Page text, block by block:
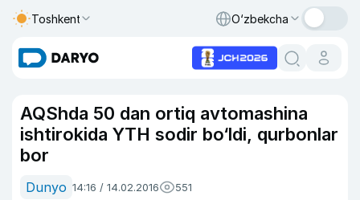
Toshkent O‘zbekcha
AQShda 50 dan ortiq avtomashina
ishtirokida YTH sodir bo‘ldi, qurbonlar
bor
Dunyo 14:16 / 14.02.2016 551